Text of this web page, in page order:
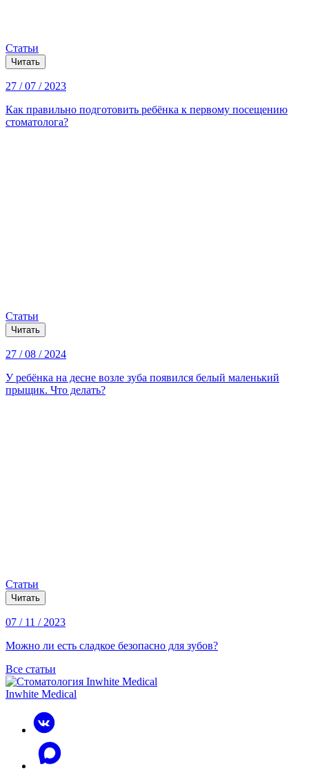
Статьи
Читать
27 / 07 / 2023
Как правильно подготовить ребёнка к первому посещению
стоматолога?
Статьи
Читать
27 / 08 / 2024
У ребёнка на десне возле зуба появился белый маленький
прыщик. Что делать?
Статьи
Читать
07 / 11 / 2023
Можно ли есть сладкое безопасно для зубов?
Все статьи
Inwhite Medical